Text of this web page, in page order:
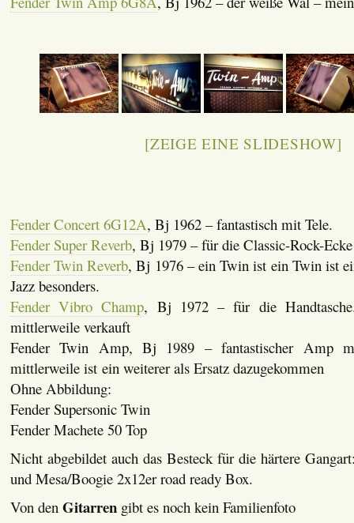
[ZEIGE EINE SLIDESHOW]
Fender Concert 6G12A, Bj 1962 – fantastisch mit Tele.
Fender Super Reverb, Bj 1979 – für die Classic-Rock-
Fender Twin Reverb, Bj 1976 – ein Twin ist ein Twin ist
Jazz besonders.
Fender Vibro Champ, Bj 1972 – für die
mittlerweile verkauft
Fender Twin Amp, Bj 1989 – fantastischer Amp
mittlerweile ist ein weiterer als Ersatz dazugekommen
Ohne Abbildung:
Fender Supersonic Twin
Fender Machete 50 Top
Nicht abgebildet auch das Besteck für die härtere
und Mesa/Boogie 2x12er road ready Box.
Von den Gitarrengibt es noch kein Familienfoto